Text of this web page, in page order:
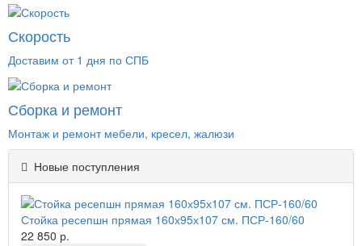
Скорость
Доставим от 1 дня по СПБ
Сборка и ремонт
Монтаж и ремонт мебели, кресел, жалюзи
Новые поступления
Стойка ресепшн прямая 160х95х107 см. ПСР-160/60
22 850 р.